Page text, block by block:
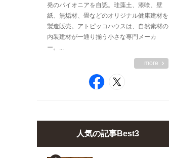
発のパイオニアを自認。珪藻土、漆喰、壁
紙、無垢材、畳などのオリジナル健康建材を
製造販売。アトピッコハウスは、自然素材の
内装建材が一通り揃う小さな専門メーカ
ー。...
more
人気の記事Best3